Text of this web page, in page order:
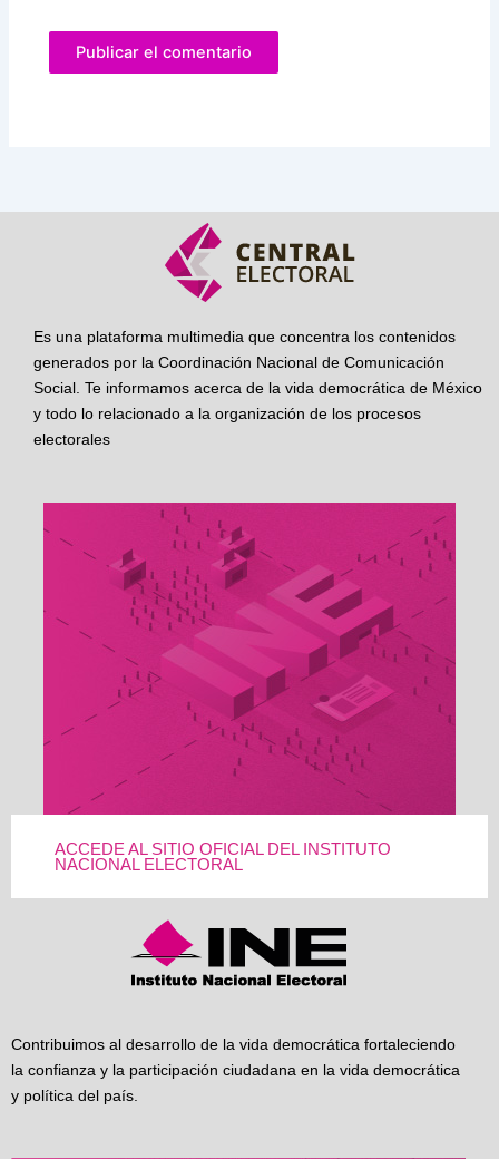
Es una plataforma multimedia que concentra los contenidos
generados por la Coordinación Nacional de Comunicación
Social. Te informamos acerca de la vida democrática de México
y todo lo relacionado a la organización de los procesos
electorales
ACCEDE AL SITIO OFICIAL DEL INSTITUTO
NACIONAL ELECTORAL
Contribuimos al desarrollo de la vida democrática fortaleciendo
la confianza y la participación ciudadana en la vida democrática
y política del país.